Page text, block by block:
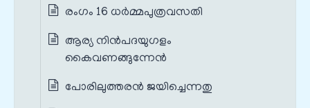
രംഗം 16 ധർമ്മപുത്രവസതി
ആര്യ നിൻപദയുഗളം
കൈവണങ്ങുന്നേൻ
പോരിലുത്തരൻ ജയിച്ചെന്നതു